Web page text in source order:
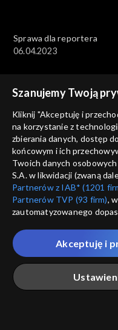
Sprawa dla reportera
06.04.2023
Sprawa dla reportera
23.03.2023
Sprawa dla reportera
02.03.2023
Szanujemy Twoją
Kliknij "Akceptuję i
na korzystanie z
zbierania danych, dostęp
końcowym i ich
Twoich danych
S.A. w likwidacji (zwaną
Partnerów z IAB* (1201
Partnerów TVP (93 firm),
zautomatyzowanego
które wskazujemy poniżej,
przez nas identyfikatora
Twoje dane osobowe
Ciebie naszych
„Portalem”, w tym
Akceptuję i